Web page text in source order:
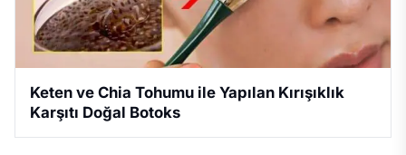
Keten ve Chia Tohumu ile Yapılan Kırışıklık
Karşıtı Doğal Botoks